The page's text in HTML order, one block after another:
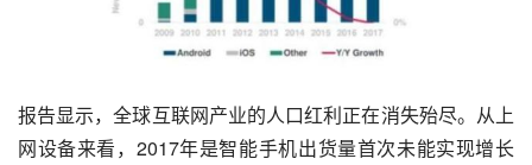
报告显示，全球互联网产业的人口红利正在消失殆尽。从上
网设备来看，2017年是智能手机出货量首次未能实现增长